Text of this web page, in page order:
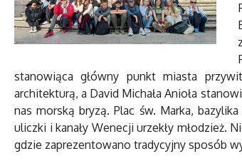
stanowiąca główny punkt miasta
architekturą, a David Michała Anioła
nas morską bryzą. Plac św. Marka,
uliczki i kanały Wenecji urzekły młodzież.
gdzie zaprezentowano tradycyjny sposób